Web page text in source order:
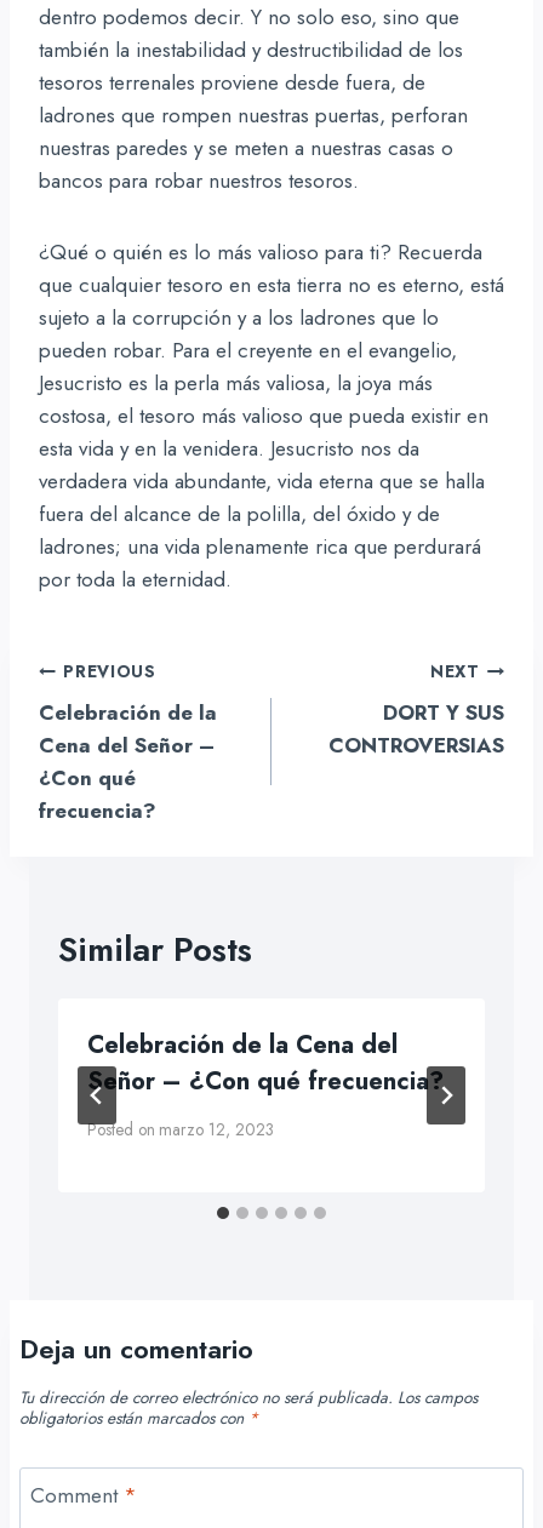
dentro podemos decir. Y no solo eso, sino que
también la inestabilidad y destructibilidad de los
tesoros terrenales proviene desde fuera, de
ladrones que rompen nuestras puertas, perforan
nuestras paredes y se meten a nuestras casas o
bancos para robar nuestros tesoros.
¿Qué o quién es lo más valioso para ti? Recuerda
que cualquier tesoro en esta tierra no es eterno, está
sujeto a la corrupción y a los ladrones que lo
pueden robar. Para el creyente en el evangelio,
Jesucristo es la perla más valiosa, la joya más
costosa, el tesoro más valioso que pueda existir en
esta vida y en la venidera. Jesucristo nos da
verdadera vida abundante, vida eterna que se halla
fuera del alcance de la polilla, del óxido y de
ladrones; una vida plenamente rica que perdurará
por toda la eternidad.
Navegación
de
entradas
PREVIOUS
Celebración de la
Cena del Señor –
¿Con qué
frecuencia?
NEXT
DORT Y SUS
CONTROVERSIAS
Similar Posts
Celebración de la Cena del
Señor – ¿Con qué frecuencia?
Posted on marzo 12, 2023
Deja un comentario
Tu dirección de correo electrónico no será publicada. Los campos
obligatorios están marcados con *
Comment *